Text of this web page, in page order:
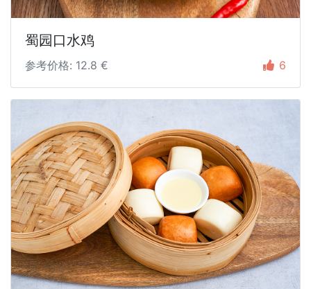
蜀园口水鸡
参考价格: 12.8 € 6